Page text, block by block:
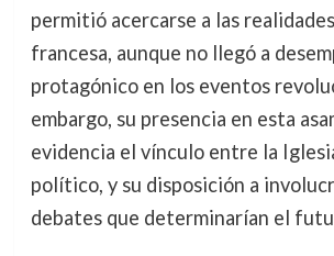
permitió acercarse a las
francesa, aunque no llegó a
protagónico en los eventos
embargo, su presencia en esta
evidencia el vínculo entre la
político, y su disposición a
debates que determinarían el